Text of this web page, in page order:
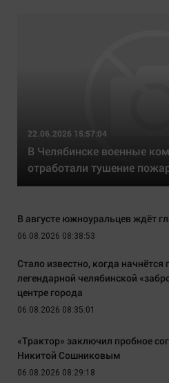
22.06.2026 15:57:04
В Челябинске военные
отработали тушение
В августе южноуральцев ждёт
06.08.2026 08:38:53
Стало известно, когда
легендарной челябинской
центре города
06.08.2026 08:35:01
«Трактор» заключил пробное
Никитой Сошниковым
06.08.2026 08:29:18